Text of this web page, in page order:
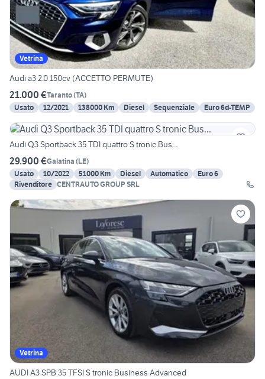
Vetrina
Audi a3 2.0 150cv (ACCETTO PERMUTE)
21.000 €Taranto(TA)
Usato
12/2021 138000 Km Diesel Sequenziale Euro 6d-TEMP
Audi Q3 Sportback 35 TDI quattro S tronic Bus...
29.900 €Galatina (LE)
Usato
10/2022 51000 Km Diesel Automatico
Euro 6
Rivenditore CENTRAUTO GROUP SRL
Vetrina
AUDI A3 SPB 35 TFSI S tronic Business Advanced